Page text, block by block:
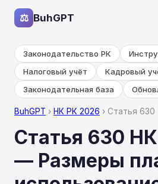
⚖ BuhGPT
Законодательство РК
Налоговый учёт
Кадровый
Законодательная база
BuhGPT › НК РК 2026 › Статья 630
Статья 630
— Размеры